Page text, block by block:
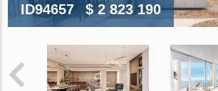
ID94657 $ 2 823 190